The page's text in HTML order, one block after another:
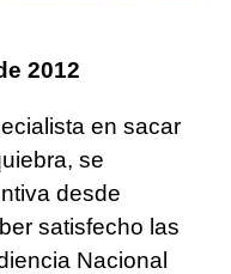
2012
en sacar
se
desde
satisfecho las
Nacional